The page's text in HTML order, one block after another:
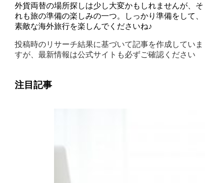
外貨両替の場所探しは少し大変かもしれませんが、そ
れも旅の準備の楽しみの一つ。しっかり準備をして、
素敵な海外旅行を楽しんでくださいね♪
投稿時のリサーチ結果に基づいて記事を作成していま
すが、最新情報は公式サイトも必ずご確認ください
注目記事